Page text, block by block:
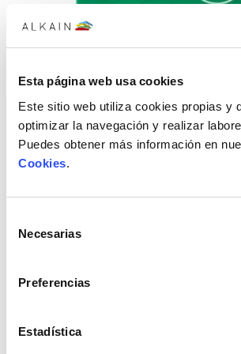
Esta página web usa cookies
Este sitio web utiliza cookies propias y
optimizar la navegación y realizar
Puedes obtener más información en
Cookies.
Necesarias
Preferencias
Estadística
11,43€